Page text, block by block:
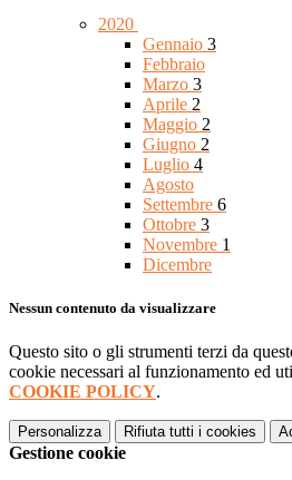
2020
Gennaio 3
Febbraio
Marzo 3
Aprile 2
Maggio 2
Giugno 2
Luglio 4
Agosto
Settembre 6
Ottobre 3
Novembre 1
Dicembre
Nessun contenuto da visualizzare
Questo sito o gli strumenti terzi da
cookie necessari al funzionamento ed
COOKIE POLICY.
Personalizza Rifiuta tutti i cookies
Gestione cookie